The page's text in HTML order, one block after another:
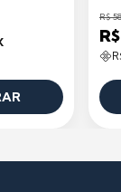
R$